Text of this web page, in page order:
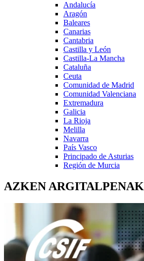
Andalucía
Aragón
Baleares
Canarias
Cantabria
Castilla y León
Castilla-La Mancha
Cataluña
Ceuta
Comunidad de Madrid
Comunidad Valenciana
Extremadura
Galicia
La Rioja
Melilla
Navarra
País Vasco
Principado de Asturias
Región de Murcia
AZKEN ARGITALPENAK